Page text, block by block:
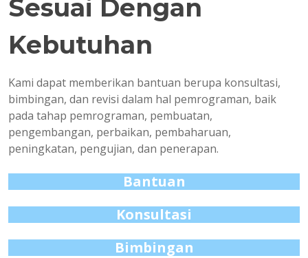
Sesuai Dengan
Kebutuhan
Kami dapat memberikan bantuan berupa konsultasi,
bimbingan, dan revisi dalam hal pemrograman, baik
pada tahap pemrograman, pembuatan,
pengembangan, perbaikan, pembaharuan,
peningkatan, pengujian, dan penerapan.
Bantuan
Konsultasi
Bimbingan